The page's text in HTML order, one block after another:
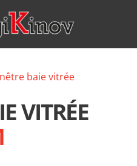
baie vitrée
VITRÉE